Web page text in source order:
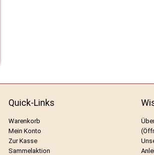
Quick-Links
Warenkorb
Mein Konto
Zur Kasse
Sammelaktion